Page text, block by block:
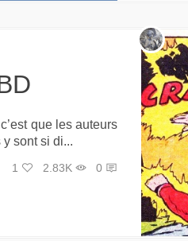
que les auteurs
sont si di...
1 2.83K 0